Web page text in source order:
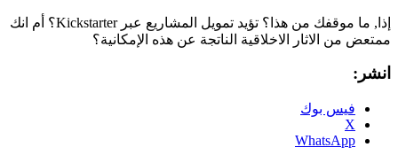
إذا, ما موقفك من هذا؟ تؤيد تمويل المشاريع عبر Kickstarter؟ أم انك
ممتعض من الاثار الاخلاقية الناتجة عن هذه الإمكانية؟
انشر:
فيس بوك
X
WhatsApp